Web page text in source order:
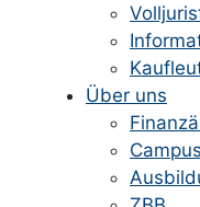
Über uns